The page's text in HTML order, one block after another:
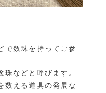
で数珠を持ってご参
珠などと呼びます。
数える道具の発展な